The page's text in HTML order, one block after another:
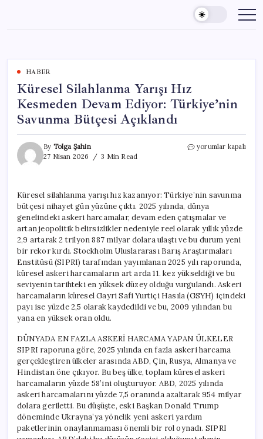
content
HABER
Küresel Silahlanma Yarışı Hız
Kesmeden Devam Ediyor: Türkiye’nin
Savunma Bütçesi Açıklandı
By Tolga Şahin
27 Nisan 2026
3 Min Read
Küresel
Devam
Ediyor:
Türkiye’nin
Savunma
Bütçesi
Açıklandı
için
yorumlar kapalı
Küresel silahlanma yarışı hız kazanıyor: Türkiye’nin savunma
bütçesi nihayet gün yüzüne çıktı. 2025 yılında, dünya
genelindeki askeri harcamalar, devam eden çatışmalar ve
artan jeopolitik belirsizlikler nedeniyle reel olarak yıllık yüzde
2,9 artarak 2 trilyon 887 milyar dolara ulaştı ve bu durum yeni
bir rekor kırdı. Stockholm Uluslararası Barış Araştırmaları
Enstitüsü (SIPRI) tarafından yayımlanan 2025 yılı raporunda,
küresel askeri harcamaların art arda 11. kez yükseldiği ve bu
seviyenin tarihteki en yüksek düzey olduğu vurgulandı. Askeri
harcamaların küresel Gayri Safi Yurtiçi Hasıla (GSYH) içindeki
payı ise yüzde 2,5 olarak kaydedildi ve bu, 2009 yılından bu
yana en yüksek oran oldu.
DÜNYADA EN FAZLA ASKERİ HARCAMA YAPAN ÜLKELER
SIPRI raporuna göre, 2025 yılında en fazla askeri harcama
gerçekleştiren ülkeler arasında ABD, Çin, Rusya, Almanya ve
Hindistan öne çıkıyor. Bu beş ülke, toplam küresel askeri
harcamaların yüzde 58’ini oluşturuyor. ABD, 2025 yılında
askeri harcamalarını yüzde 7,5 oranında azaltarak 954 milyar
dolara geriletti. Bu düşüşte, eski Başkan Donald Trump
döneminde Ukrayna’ya yönelik yeni askeri yardım
paketlerinin onaylanmaması önemli bir rol oynadı. SIPRI